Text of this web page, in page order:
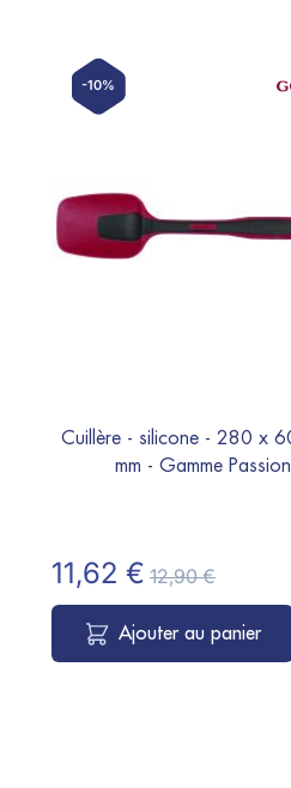
-10%
Cuillère - silicone - 280 x
mm - Gamme Passion
11,62 € 12,90 €
Ajouter au panier